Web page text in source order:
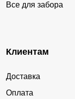
Все для забора
Клиентам
Доставка
Оплата